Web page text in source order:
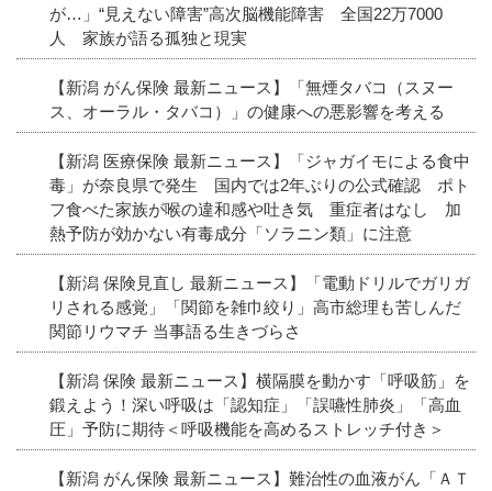
が…」“見えない障害”高次脳機能障害 全国22万7000
人 家族が語る孤独と現実
【新潟 がん保険 最新ニュース】「無煙タバコ（スヌー
ス、オーラル・タバコ）」の健康への悪影響を考える
【新潟 医療保険 最新ニュース】「ジャガイモによる食中
毒」が奈良県で発生 国内では2年ぶりの公式確認 ポト
フ食べた家族が喉の違和感や吐き気 重症者はなし 加
熱予防が効かない有毒成分「ソラニン類」に注意
【新潟 保険見直し 最新ニュース】「電動ドリルでガリガ
リされる感覚」「関節を雑巾絞り」高市総理も苦しんだ
関節リウマチ 当事語る生きづらさ
【新潟 保険 最新ニュース】横隔膜を動かす「呼吸筋」を
鍛えよう！深い呼吸は「認知症」「誤嚥性肺炎」「高血
圧」予防に期待＜呼吸機能を高めるストレッチ付き＞
【新潟 がん保険 最新ニュース】難治性の血液がん「ＡＴ